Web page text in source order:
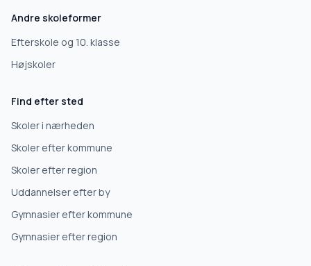
10. klasse
Erhvervsuddannelse
Højskole
Videregående uddannelse
Andre skoleformer
Efterskole og 10. klasse
Højskoler
Find efter sted
Skoler i nærheden
Skoler efter kommune
Skoler efter region
Uddannelser efter by
Gymnasier efter kommune
Gymnasier efter region